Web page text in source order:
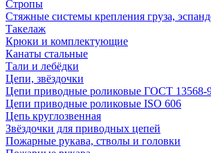
Стропы
Стяжные системы крепления груза,
Такелаж
Крюки и комплектующие
Канаты стальные
Тали и лебёдки
Цепи, звёздочки
Цепи приводные роликовые ГОСТ 13568-
Цепи приводные роликовые ISO 606
Цепь круглозвенная
Звёздочки для приводных цепей
Пожарные рукава, стволы и головки